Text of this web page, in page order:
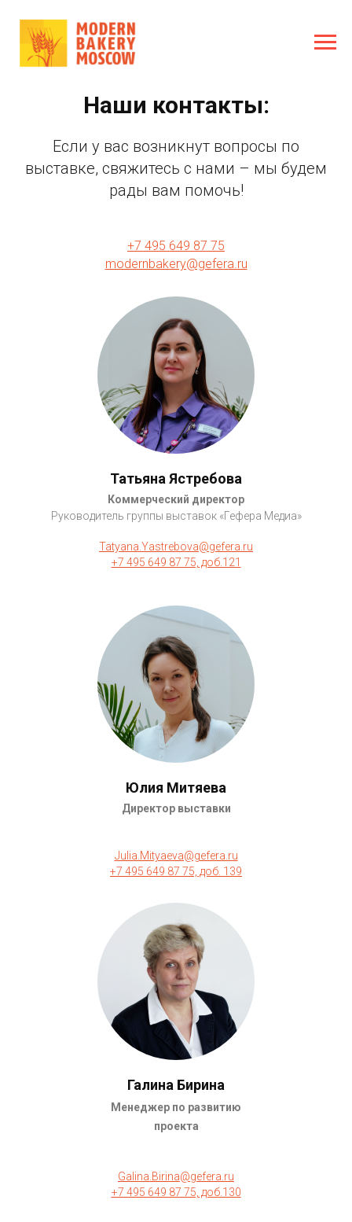
Наши контакты:
Если у вас возникнут вопросы по
выставке, свяжитесь с нами – мы будем
рады вам помочь!
+7 495 649 87 75
modernbakery@gefera.ru
Татьяна Ястребова
Коммерческий директор
Руководитель группы выставок «Гефера Медиа»
Tatyana.Yastrebova@gefera.ru
+7 495 649 87 75, доб.121
Юлия Митяева
Директор выставки
Julia.Mityaeva@gefera.ru
+7 495 649 87 75, доб. 139
Галина Бирина
Менеджер по развитию
проекта
Galina.Birina@gefera.ru
+7 495 649 87 75, доб.130